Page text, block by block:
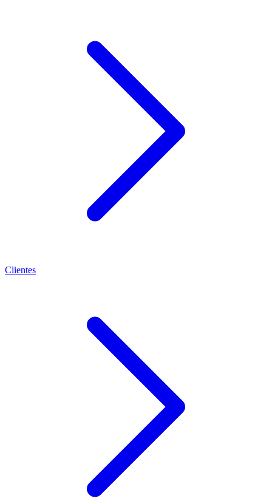
Clientes